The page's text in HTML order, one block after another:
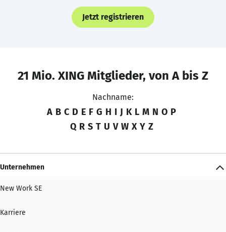
Jetzt registrieren
21 Mio. XING Mitglieder, von A bis Z
Nachname:
A B C D E F G H I J K L M N O P
Q R S T U V W X Y Z
Unternehmen
New Work SE
Karriere